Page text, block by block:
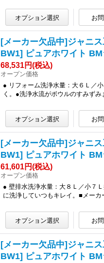
[メーカー欠品中]ジャニ
BW1] ピュアホワイト
68,531円(税込)
オープン価格
● リフォーム洗浄水量：大６Ｌ／
く。●洗浄水流がボウルのすみず
[メーカー欠品中]ジャニ
BW1] ピュアホワイト
61,601円(税込)
オープン価格
● 壁排水洗浄水量：大８Ｌ／小７
に洗浄していつもキレイ。■メー
[メーカー欠品中]ジャニ
BW1] ピュアホワイト